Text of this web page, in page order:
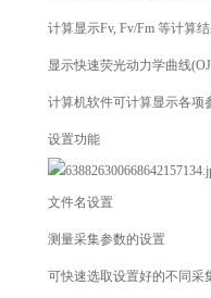
计算显示Fv, Fv/Fm 等计算
显示快速荧光动力学曲线
计算机软件可计算显示各项
设置功能
文件名设置
测量采集参数的设置
可快速选取设置好的不同采